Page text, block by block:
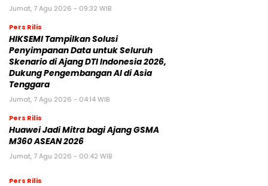
Jumat, 7 Agu 2026 - 09:32 WIB
Pers Rilis
HIKSEMI Tampilkan Solusi
Penyimpanan Data untuk Seluruh
Skenario di Ajang DTI Indonesia 2026,
Dukung Pengembangan AI di Asia
Tenggara
Jumat, 7 Agu 2026 - 04:14 WIB
Pers Rilis
Huawei Jadi Mitra bagi Ajang GSMA
M360 ASEAN 2026
Jumat, 7 Agu 2026 - 00:42 WIB
Pers Rilis